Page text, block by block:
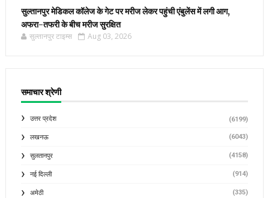
सुल्तानपुर मेडिकल कॉलेज के गेट पर मरीज लेकर पहुंची एंबुलेंस में लगी आग,
अफरा-तफरी के बीच मरीज सुरक्षित
सुल्तानपुर टाइम्स Aug 03, 2026
समाचार श्रेणी
उत्तर प्रदेश (6199)
लखनऊ (6043)
सुलतानपुर (4158)
नई दिल्ली (914)
अमेठी (335)